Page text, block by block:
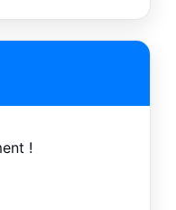
!